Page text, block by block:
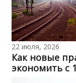
22 июля, 2026
Как новые
экономить с